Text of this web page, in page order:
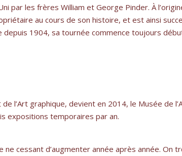
par les frères William et George Pinder. À
au cours de son histoire, et est ainsi
depuis 1904, sa tournée commence toujours
l’Art graphique, devient en 2014, le Musée de
expositions temporaires par an.
cessant d’augmenter année après année. On